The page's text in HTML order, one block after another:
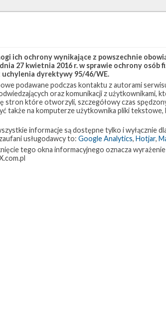
ich ochrony wynikające z powszechnie
27 kwietnia 2016 r. w sprawie ochrony
uchylenia dyrektywy 95/46/WE.
podawane podczas kontaktu z autorami
oraz komunikacji z użytkownikami,
stron które otworzyli, szczegółowy czas
także na komputerze użytkownika pliki
informacje są dostępne tylko i wyłącznie
usługodawcy to: Google Analytics, Hotjar,
tego okna informacyjnego oznacza